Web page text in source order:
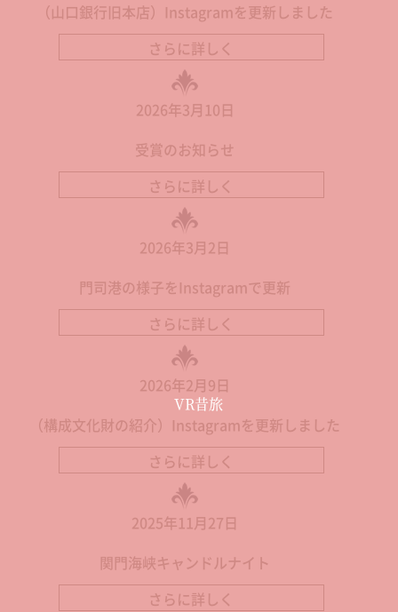
VR昔旅
（山口銀行旧本店）Instagramを更新しました
さらに詳しく
2026年3月10日
受賞のお知らせ
さらに詳しく
2026年3月2日
門司港の様子をInstagramで更新
さらに詳しく
2026年2月9日
（構成文化財の紹介）Instagramを更新しました
さらに詳しく
2025年11月27日
関門海峡キャンドルナイト
さらに詳しく